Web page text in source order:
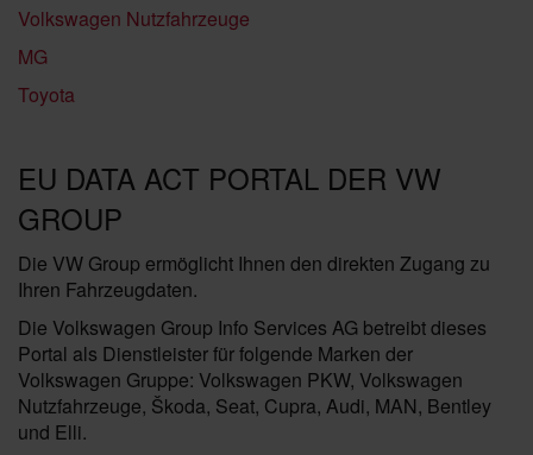
Volkswagen Nutzfahrzeuge
MG
Toyota
EU DATA ACT PORTAL DER VW
GROUP
Die VW Group ermöglicht Ihnen den direkten Zugang zu
Ihren Fahrzeugdaten.
Die Volkswagen Group Info Services AG betreibt dieses
Portal als Dienstleister für folgende Marken der
Volkswagen Gruppe: Volkswagen PKW, Volkswagen
Nutzfahrzeuge, Škoda, Seat, Cupra, Audi, MAN, Bentley
und Elli.